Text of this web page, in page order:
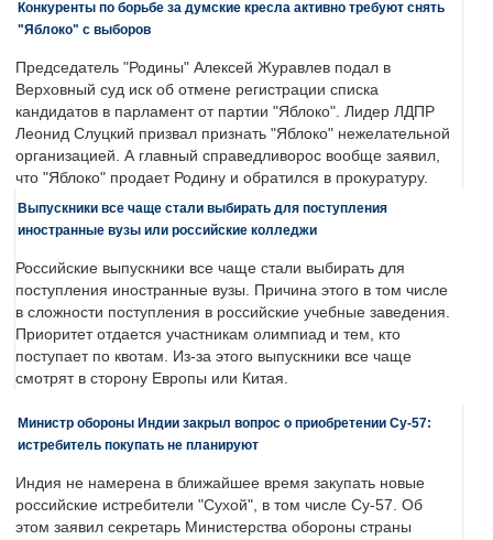
Конкуренты по борьбе за думские кресла активно требуют снять
"Яблоко" с выборов
Председатель "Родины" Алексей Журавлев подал в
Верховный суд иск об отмене регистрации списка
кандидатов в парламент от партии "Яблоко". Лидер ЛДПР
Леонид Слуцкий призвал признать "Яблоко" нежелательной
организацией. А главный справедливорос вообще заявил,
что "Яблоко" продает Родину и обратился в прокуратуру.
Выпускники все чаще стали выбирать для поступления
иностранные вузы или российские колледжи
Российские выпускники все чаще стали выбирать для
поступления иностранные вузы. Причина этого в том числе
в сложности поступления в российские учебные заведения.
Приоритет отдается участникам олимпиад и тем, кто
поступает по квотам. Из-за этого выпускники все чаще
смотрят в сторону Европы или Китая.
Министр обороны Индии закрыл вопрос о приобретении Су-57:
истребитель покупать не планируют
Индия не намерена в ближайшее время закупать новые
российские истребители "Сухой", в том числе Су-57. Об
этом заявил секретарь Министерства обороны страны